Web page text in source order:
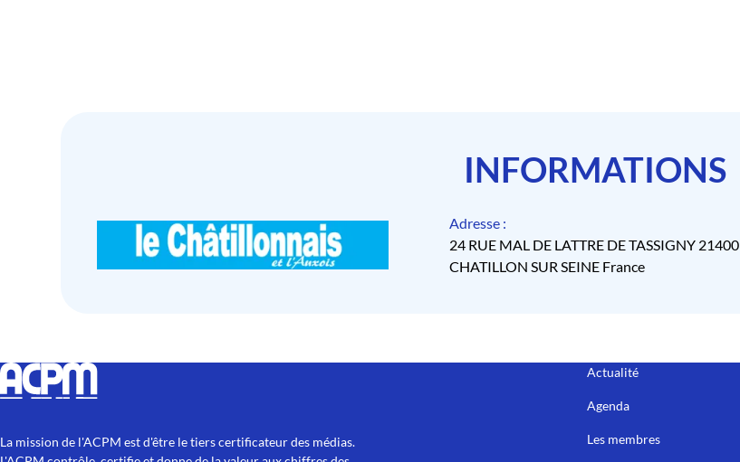
INFORMATIONS
Adresse :
24 RUE MAL DE LATTRE DE TASSIGNY 21400
CHATILLON SUR SEINE France
La mission de l'ACPM est d'être le tiers certificateur des médias.
Actualité
Agenda
Les membres